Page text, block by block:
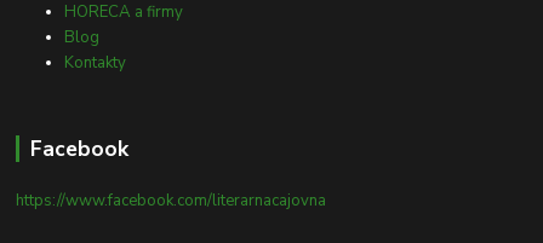
HORECA a firmy
Blog
Kontakty
Facebook
https://www.facebook.com/literarnacajovna